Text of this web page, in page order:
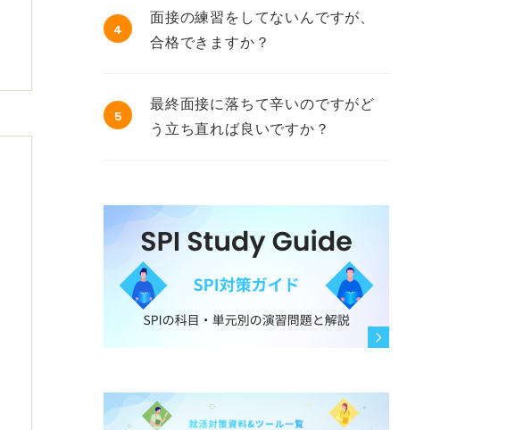
4
面接の練習をしてないんですが、
合格できますか？
5
最終面接に落ちて辛いのですがど
う立ち直れば良いですか？